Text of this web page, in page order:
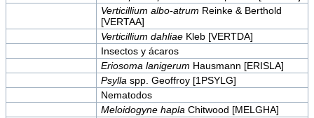
Verticillium albo-atrum Reinke & Berthold
[VERTAA]
Verticillium dahliaeKleb [VERTDA]
Insectos y ácaros
Eriosoma lanigerum Hausmann [ERISLA]
Psylla spp. Geoffroy [1PSYLG]
Nematodos
Meloidogyne hapla Chitwood [MELGHA]